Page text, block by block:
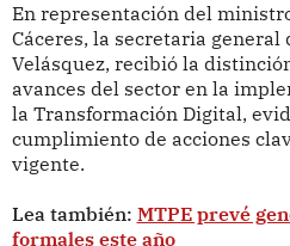
En representación del
Cáceres, la secretaria general
Velásquez, recibió la
avances del sector en la
la Transformación Digital,
cumplimiento de acciones
vigente.
Lea también: MTPE prevé
formales este año